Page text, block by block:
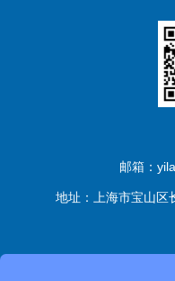
邮箱：
地址：上海市宝山区